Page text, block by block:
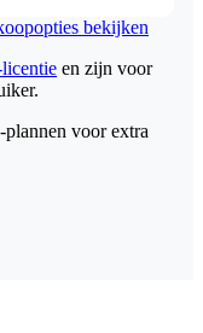
bekijken
en zijn voor
-plannen voor extra